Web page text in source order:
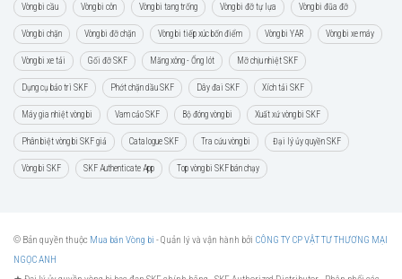
Vòng bi cầu Vòng bi côn Vòng bi tang trống Vòng bi đỡ tự lựa Vòng bi đũa đỡ
Vòng bi chặn Vòng bi đỡ chặn Vòng bi tiếp xúc bốn điểm Vòng bi YAR Vòng bi xe máy
Vòng bi xe tải Gối đỡ SKF Măng xông - Ống lót Mỡ chịu nhiệt SKF
Dụng cụ bảo trì SKF Phớt chặn dầu SKF Dây đai SKF Xích tải SKF
Máy gia nhiệt vòng bi Vam cảo SKF Bộ đóng vòng bi Xuất xứ vòng bi SKF
Phân biệt vòng bi SKF giả Catalogue SKF Tra cứu vòng bi Đại lý ủy quyền SKF
Vòng bi SKF SKF Authenticate App Top vòng bi SKF bán chạy
© Bản quyền thuộc Mua bán Vòng bi - Quản lý và vận hành bởi CÔNG TY CP VẬT TƯ THƯƠNG MẠI
NGỌC ANH